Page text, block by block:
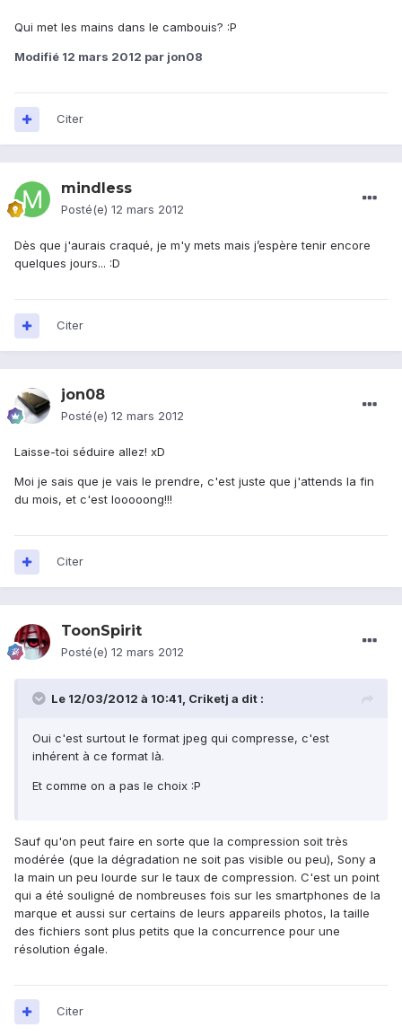
Qui met les mains dans le cambouis? :P
Modifié 12 mars 2012 par jon08
Citer
mindless
Posté(e) 12 mars 2012
Dès que j'aurais craqué, je m'y mets mais j’espère tenir encore
quelques jours... :D
Citer
jon08
Posté(e) 12 mars 2012
Laisse-toi séduire allez! xD
Moi je sais que je vais le prendre, c'est juste que j'attends la fin
du mois, et c'est looooong!!!
Citer
ToonSpirit
Posté(e) 12 mars 2012
Le 12/03/2012 à 10:41, Criketj a dit :
Oui c'est surtout le format jpeg qui compresse, c'est
inhérent à ce format là.
Et comme on a pas le choix :P
Sauf qu'on peut faire en sorte que la compression soit très
modérée (que la dégradation ne soit pas visible ou peu), Sony a
la main un peu lourde sur le taux de compression. C'est un point
qui a été souligné de nombreuses fois sur les smartphones de la
marque et aussi sur certains de leurs appareils photos, la taille
des fichiers sont plus petits que la concurrence pour une
résolution égale.
Citer